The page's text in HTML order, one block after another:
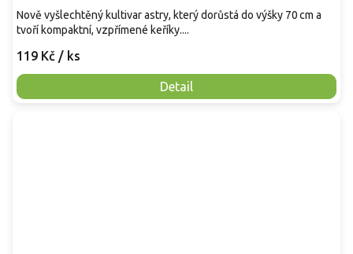
119 Kč / ks
Detail
Nově vyšlechtěný kultivar astry, který dorůstá do výšky 70 cm a
tvoří kompaktní, vzpřímené keříky....